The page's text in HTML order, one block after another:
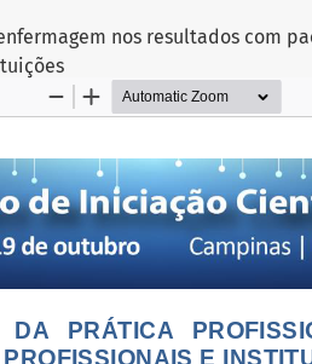
nos resultados com